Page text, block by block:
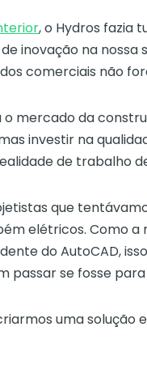
, o Hydros fazia
inovação na
comerciais não
o mercado da
investir na
de trabalho
que
elétricos. Como
do AutoCAD,
passar se fosse
uma solução